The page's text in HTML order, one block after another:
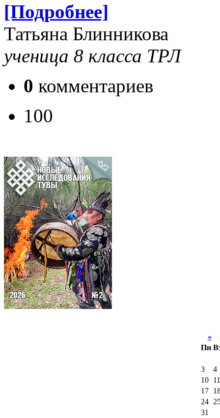
[Подробнее]
Татьяна Блинникова
ученица 8 класса ТРЛ
0 комментариев
100
«
Пн
3
4
10
11
17
24
31